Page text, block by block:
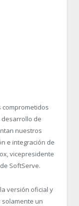
comprometidos
de
nuestros
e integración de
vicepresidente
SoftServe.
versión oficial y
solamente un